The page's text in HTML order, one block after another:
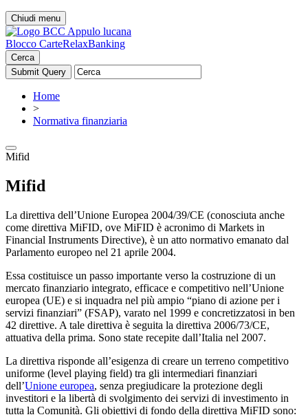
Chiudi menu
Blocco CarteRelaxBanking
Cerca
Home
>
Normativa finanziaria
Mifid
Mifid
La direttiva dell’Unione Europea 2004/39/CE (conosciuta anche
come direttiva MiFID, ove MiFID è acronimo di Markets in
Financial Instruments Directive), è un atto normativo emanato dal
Parlamento europeo nel 21 aprile 2004.
Essa costituisce un passo importante verso la costruzione di un
mercato finanziario integrato, efficace e competitivo nell’Unione
europea (UE) e si inquadra nel più ampio “piano di azione per i
servizi finanziari” (FSAP), varato nel 1999 e concretizzatosi in ben
42 direttive. A tale direttiva è seguita la direttiva 2006/73/CE,
attuativa della prima. Sono state recepite dall’Italia nel 2007.
La direttiva risponde all’esigenza di creare un terreno competitivo
uniforme (level playing field) tra gli intermediari finanziari
dell’Unione europea, senza pregiudicare la protezione degli
investitori e la libertà di svolgimento dei servizi di investimento in
tutta la Comunità. Gli obiettivi di fondo della direttiva MiFID sono: